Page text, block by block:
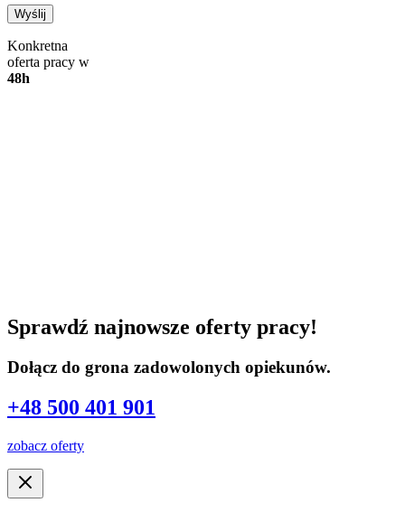
Konkretna
oferta pracy w
48h
Sprawdź najnowsze oferty pracy!
Dołącz do grona zadowolonych opiekunów.
+48 500 401 901
zobacz oferty